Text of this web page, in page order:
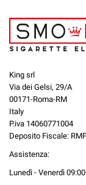
King srl
Via dei Gelsi, 29/A
00171-Roma-RM
Italy
P.iva 14060771004
Deposito Fiscale:
Assistenza:
Lunedì - Venerdì